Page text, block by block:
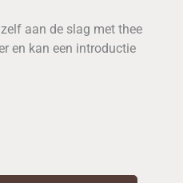
aan de slag met thee
en kan een introductie